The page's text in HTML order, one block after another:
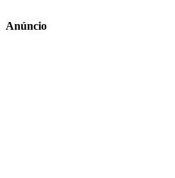
Anúncio